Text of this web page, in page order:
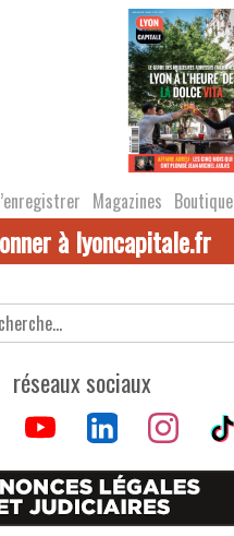
Magazines Boutique
à lyoncapitale.fr
réseaux sociaux